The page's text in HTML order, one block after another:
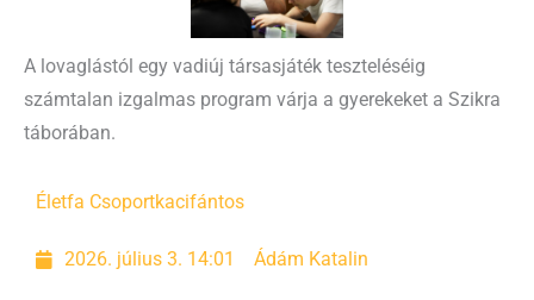
A lovaglástól egy vadiúj társasjáték teszteléséig
számtalan izgalmas program várja a gyerekeket a Szikra
táborában.
Életfa Csoportkacifántos
2026. július 3. 14:01 Ádám Katalin